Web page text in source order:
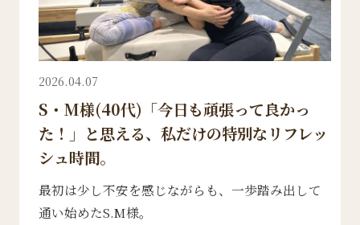
2026.04.07
S・M様(40代)「今日も頑張って良かっ
た！」と思える、私だけの特別なリフレッ
シュ時間。
最初は少し不安を感じながらも、一歩踏み出して
通い始めたS.M様。